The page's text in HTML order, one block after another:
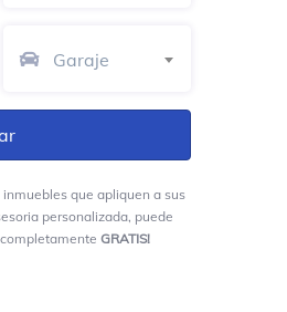
Garaje
que apliquen a sus
personalizada, puede
GRATIS!